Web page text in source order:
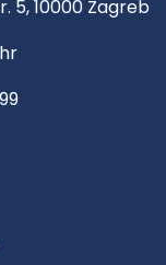
5, 10000 Zagreb